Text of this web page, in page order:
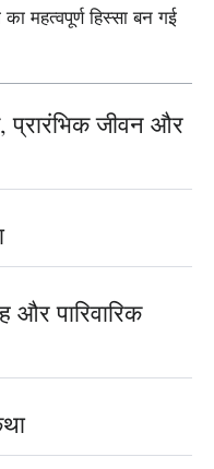
महत्वपूर्ण हिस्सा बन गई
प्रारंभिक जीवन और
और पारिवारिक